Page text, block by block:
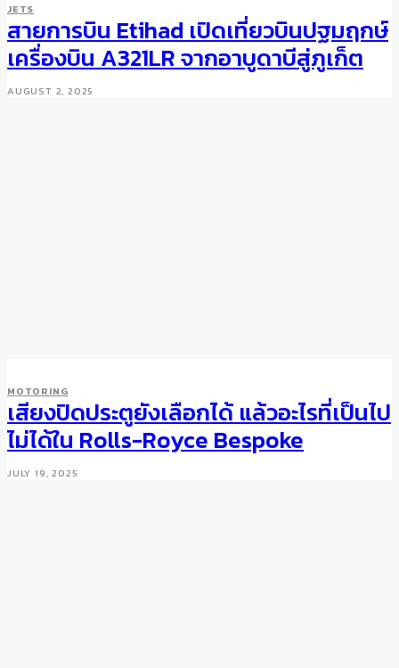
JETS
สายการบิน Etihad เปิดเที่ยวบินปฐมฤกษ์
เครื่องบิน A321LR จากอาบูดาบีสู่ภูเก็ต
AUGUST 2, 2025
MOTORING
เสียงปิดประตูยังเลือกได้ แล้วอะไรที่เป็นไป
ไม่ได้ใน Rolls-Royce Bespoke
JULY 19, 2025